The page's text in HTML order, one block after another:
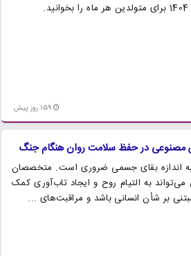
159 روز پیش
در حفظ سلامت روان هنگام جنگ
اندازه بقای جسمی ضروری است. متخصصان
به التیام روح و ایجاد تاب‌آوری کمک
بر شأن انسانی باشد و مراقبت‌های ...